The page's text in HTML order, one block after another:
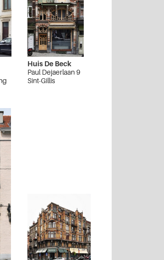
Huis De Beck
Paul Dejaerlaan 9
Sint-Gillis